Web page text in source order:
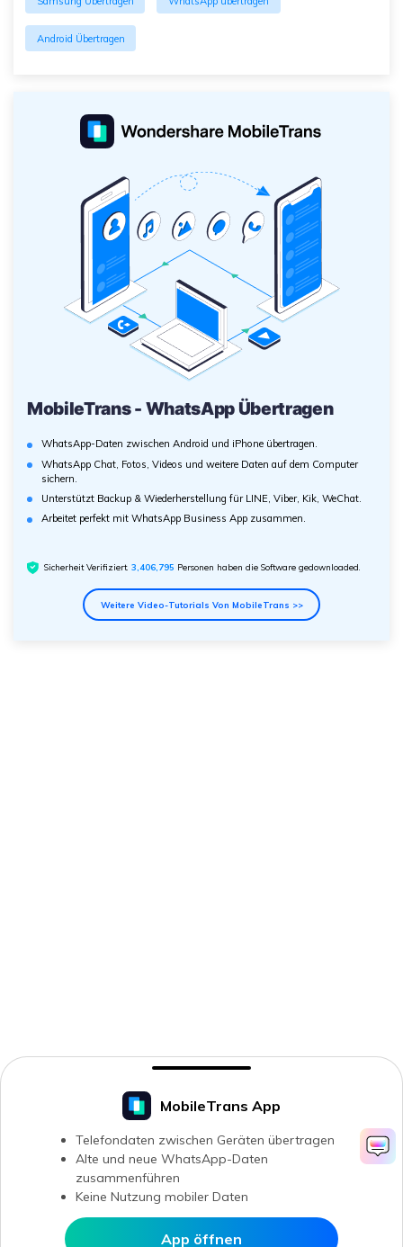
MobileTrans App
Telefondaten zwischen Geräten übertragen
Android Übertragen
MobileTrans - WhatsApp Übertragen
WhatsApp-Daten zwischen Android und iPhone übertragen.
WhatsApp Chat, Fotos, Videos und weitere Daten auf dem Computer
sichern.
Unterstützt Backup & Wiederherstellung für LINE, Viber, Kik, WeChat.
Arbeitet perfekt mit WhatsApp Business App zusammen.
Sicherheit Verifiziert.3,406,796 Personen haben die Software gedownloaded.
Weitere Video-Tutorials Von MobileTrans >>